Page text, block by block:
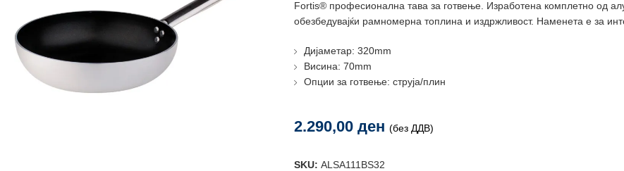
Fortis® професионална тава за готвење. Изработена комплетно од
обезбедувајќи рамномерна топлина и издржливост. Наменета е за
Дијаметар: 320mm
Висина: 70mm
Опции за готвење: струја/плин
2.290,00ден (без ДДВ)
SKU:ALSA111BS32